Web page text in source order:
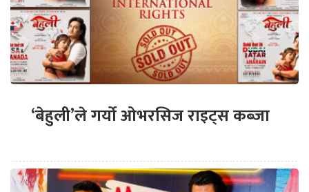
‘बेहुली’ले गर्यो ओभरसिज राइट्स कब्जा